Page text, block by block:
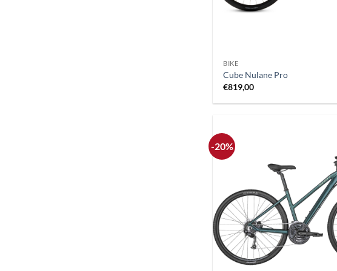
BIKE
Cube Nulane Pro
€819,00
-20%